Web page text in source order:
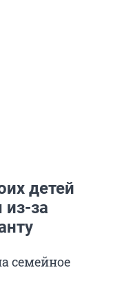
детей
из-за
семейное